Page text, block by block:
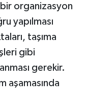
organizasyon
yapılması
taşıma
gibi
gerekir.
aşamasında